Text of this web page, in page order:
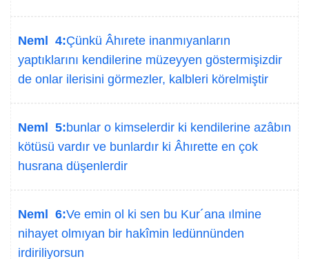
Neml 4:Çünkü Âhırete inanmıyanların
yaptıklarını kendilerine müzeyyen göstermişizdir
de onlar ilerisini görmezler, kalbleri körelmiştir
Neml 5:bunlar o kimselerdir ki kendilerine azâbın
kötüsü vardır ve bunlardır ki Âhırette en çok
husrana düşenlerdir
Neml 6:Ve emin ol ki sen bu Kur´ana ılmine
nihayet olmıyan bir hakîmin ledünnünden
irdiriliyorsun